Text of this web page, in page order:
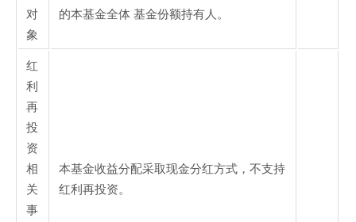
对
象
的本基金全体 基金份额持有人。
红
利
再
投
资
相
关
事
本基金收益分配采取现金分红方式，不支持
红利再投资。